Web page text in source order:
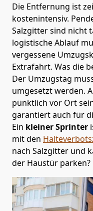
Die Entfernung ist
kostenintensiv.
Salzgitter sind nicht
logistische Ablauf
vergessene
Extrafahrt. Was die
Der Umzugstag
umgesetzt werden.
pünktlich vor Ort
garantiert auch für
Ein kleiner Sprinter
mit den
nach Salzgitter und
der Haustür parken?